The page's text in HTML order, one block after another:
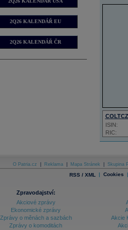
2Q26 KALENDÁŘ EU
2Q26 KALENDÁŘ ČR
COLTCZ
RIC:
ISIN:
O Patria.cz Reklama Mapa Stránek Skupina
RSS / XML | Cookies |
Zpravodajství:
Akciové zprávy
Ekonomické zprávy
Zprávy o měnách a sazbách
Zprávy o komoditách
Akcie